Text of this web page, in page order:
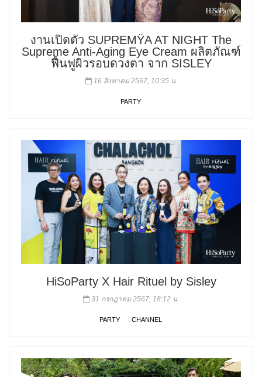
งานเปิดตัว SUPREMŸA AT NIGHT The
Supreme Anti-Aging Eye Cream ผลิตภัณฑ์
ฟื้นฟูผิวรอบดวงตา จาก SISLEY
16 สิงหาคม 2567, 10:35 น.
PARTY
HiSoParty X Hair Rituel by Sisley
31 กรกฎาคม 2567, 18:12 น.
PARTY CHANNEL